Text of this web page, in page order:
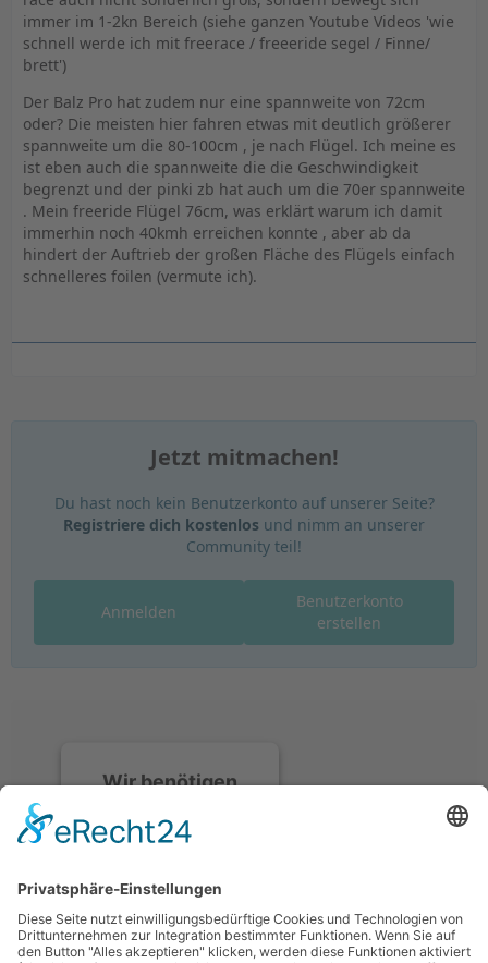
immer im 1-2kn Bereich (siehe ganzen Youtube Videos 'wie
schnell werde ich mit freerace / freeeride segel / Finne/
brett')
Der Balz Pro hat zudem nur eine spannweite von 72cm
oder? Die meisten hier fahren etwas mit deutlich größerer
spannweite um die 80-100cm , je nach Flügel. Ich meine es
ist eben auch die spannweite die die Geschwindigkeit
begrenzt und der pinki zb hat auch um die 70er spannweite
. Mein freeride Flügel 76cm, was erklärt warum ich damit
immerhin noch 40kmh erreichen konnte , aber ab da
hindert der Auftrieb der großen Fläche des Flügels einfach
schnelleres foilen (vermute ich).
Jetzt mitmachen!
Du hast noch kein Benutzerkonto auf unserer Seite?
Registriere dich kostenlos und nimm an unserer
Community teil!
Benutzerkonto
erstellen
Anmelden
Wir benötigen
Zustimmung, um
Service zu laden!
Wir verwenden
Discord, um Inhalte